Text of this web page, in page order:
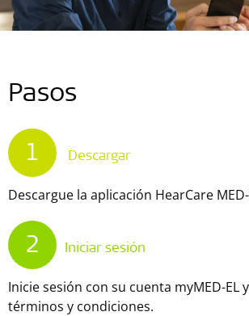
Pasos
1 Descargar
Descargue la aplicación HearCare MED-
2 Iniciar sesión
Inicie sesión con su cuenta myMED-EL
términos y condiciones.